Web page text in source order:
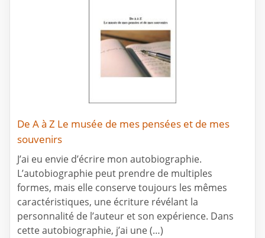
De A à Z Le musée de mes pensées et de mes
souvenirs
J’ai eu envie d’écrire mon autobiographie.
L’autobiographie peut prendre de multiples
formes, mais elle conserve toujours les mêmes
caractéristiques, une écriture révélant la
personnalité de l’auteur et son expérience. Dans
cette autobiographie, j’ai une (…)